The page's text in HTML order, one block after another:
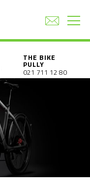
THE BIKE
PULLY
021 711 12 80